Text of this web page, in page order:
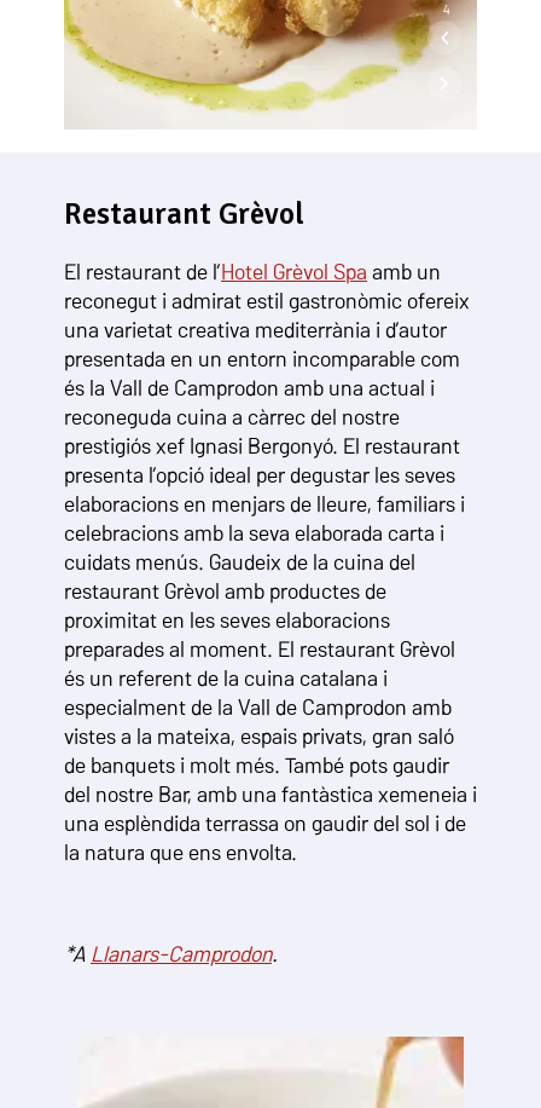
4
Restaurant Grèvol
El restaurant de l’Hotel Grèvol Spa amb un
reconegut i admirat estil gastronòmic ofereix
una varietat creativa mediterrània i d’autor
presentada en un entorn incomparable com
és la Vall de Camprodon amb una actual i
reconeguda cuina a càrrec del nostre
prestigiós xef Ignasi Bergonyó. El restaurant
presenta l’opció ideal per degustar les seves
elaboracions en menjars de lleure, familiars i
celebracions amb la seva elaborada carta i
cuidats menús. Gaudeix de la cuina del
restaurant Grèvol amb productes de
proximitat en les seves elaboracions
preparades al moment. El restaurant Grèvol
és un referent de la cuina catalana i
especialment de la Vall de Camprodon amb
vistes a la mateixa, espais privats, gran saló
de banquets i molt més. També pots gaudir
del nostre Bar, amb una fantàstica xemeneia i
una esplèndida terrassa on gaudir del sol i de
la natura que ens envolta.
*A Llanars-Camprodon.